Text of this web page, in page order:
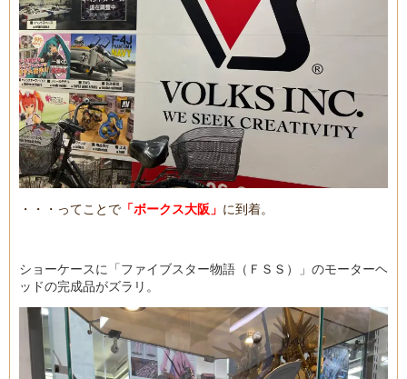
・・・ってことで 「ボークス大阪」 に到着。
ショーケースに「ファイブスター物語（ＦＳＳ）」のモーターヘ
ッドの完成品がズラリ。